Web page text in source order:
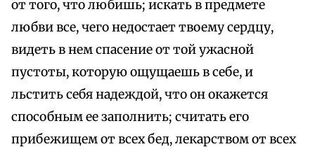
от того, что любишь; искать в предмете
любви все, чего недостает твоему сердцу,
видеть в нем спасение от той ужасной
пустоты, которую ощущаешь в себе, и
льстить себя надеждой, что он окажется
способным ее заполнить; считать его
прибежищем от всех бед, лекарством от всех